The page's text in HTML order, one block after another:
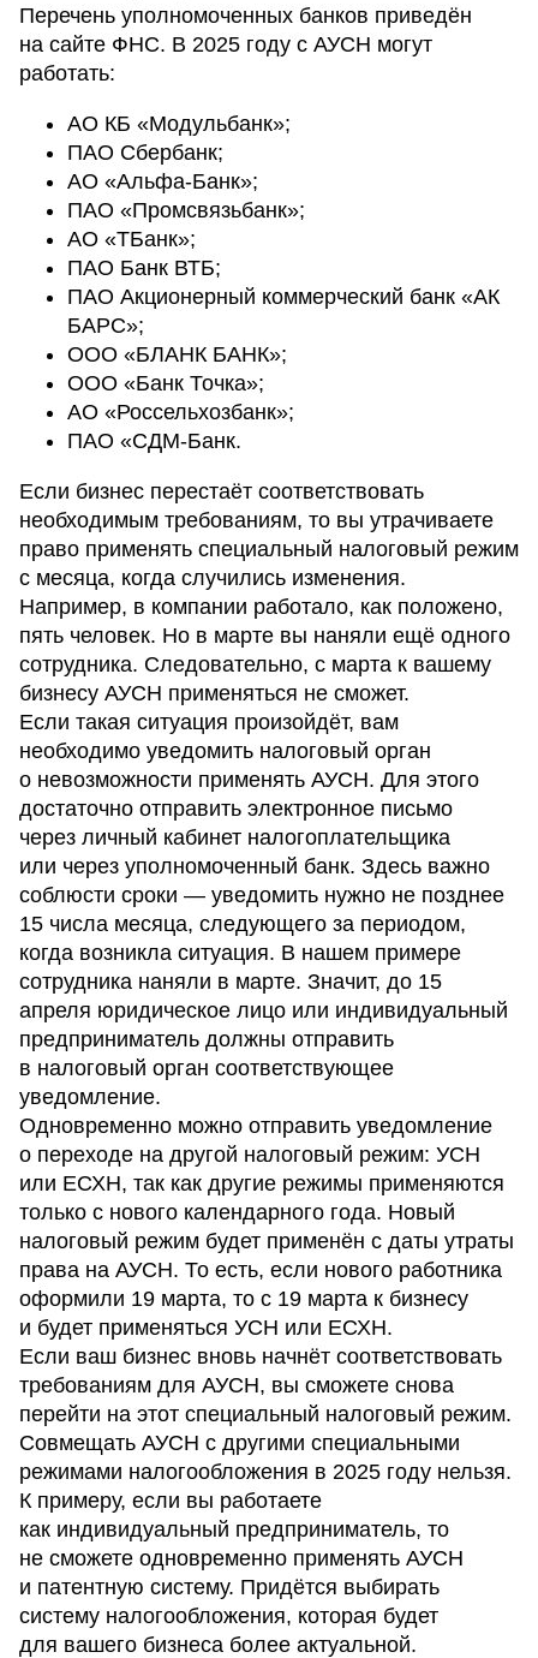
Перечень уполномоченных банков приведён
на сайте ФНС. В 2025 году с АУСН могут
работать:
АО КБ «Модульбанк»;
ПАО Сбербанк;
АО «Альфа-Банк»;
ПАО «Промсвязьбанк»;
АО «ТБанк»;
ПАО Банк ВТБ;
ПАО Акционерный коммерческий банк «АК
БАРС»;
ООО «БЛАНК БАНК»;
ООО «Банк Точка»;
АО «Россельхозбанк»;
ПАО «СДМ-Банк.
Если бизнес перестаёт соответствовать
необходимым требованиям, то вы утрачиваете
право применять специальный налоговый режим
с месяца, когда случились изменения.
Например, в компании работало, как положено,
пять человек. Но в марте вы наняли ещё одного
сотрудника. Следовательно, с марта к вашему
бизнесу АУСН применяться не сможет.
Если такая ситуация произойдёт, вам
необходимо уведомить налоговый орган
о невозможности применять АУСН. Для этого
достаточно отправить электронное письмо
через личный кабинет налогоплательщика
или через уполномоченный банк. Здесь важно
соблюсти сроки — уведомить нужно не позднее
15 числа месяца, следующего за периодом,
когда возникла ситуация. В нашем примере
сотрудника наняли в марте. Значит, до 15
апреля юридическое лицо или индивидуальный
предприниматель должны отправить
в налоговый орган соответствующее
уведомление.
Одновременно можно отправить уведомление
о переходе на другой налоговый режим: УСН
или ЕСХН, так как другие режимы применяются
только с нового календарного года. Новый
налоговый режим будет применён с даты утраты
права на АУСН. То есть, если нового работника
оформили 19 марта, то с 19 марта к бизнесу
и будет применяться УСН или ЕСХН.
Если ваш бизнес вновь начнёт соответствовать
требованиям для АУСН, вы сможете снова
перейти на этот специальный налоговый режим.
Совмещать АУСН с другими специальными
режимами налогообложения в 2025 году нельзя.
К примеру, если вы работаете
как индивидуальный предприниматель, то
не сможете одновременно применять АУСН
и патентную систему. Придётся выбирать
систему налогообложения, которая будет
для вашего бизнеса более актуальной.